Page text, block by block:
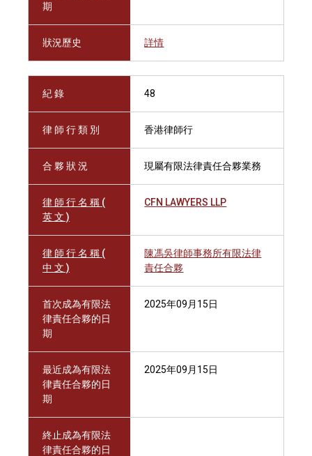
期
狀況歷史 詳情
紀 錄 48
律 師 行 類 別 香港律師行
合 夥 狀 況 現屬有限法律責任合夥業務
律 師 行 名 稱 (
英 文 )
CFN LAWYERS LLP
律 師 行 名 稱 (
中 文 )
陳馮吳律師事務所有限法律
責任合夥
首次成為有限法
律責任合夥的日
期
2025年09月15日
最近成為有限法
律責任合夥的日
期
2025年09月15日
終止成為有限法
律責任合夥的日